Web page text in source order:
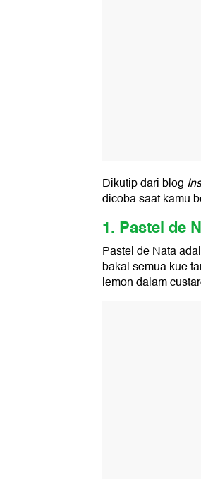
Dikutip dari blog
dicoba saat kamu
1. Pastel de
Pastel de Nata
bakal semua kue
lemon dalam